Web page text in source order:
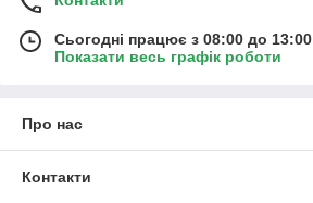
Сьогодні працює з 08:00 до 13:00
Показати весь графік роботи
Про нас
Контакти